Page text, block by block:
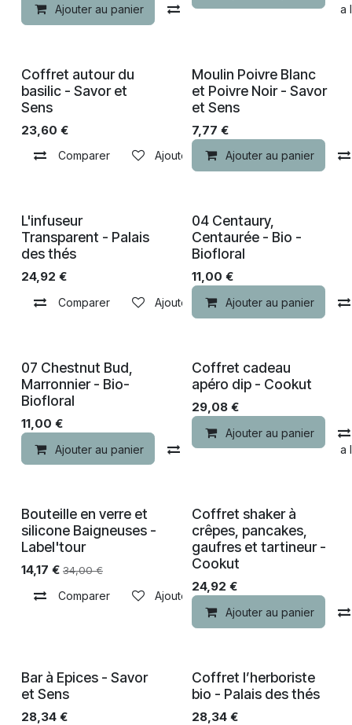
Ajouter au panier Comparer Ajouter à la
Coffret autour du
basilic - Savor et
Sens
23,60 €
Comparer Ajouter à la liste de souhaits
Moulin Poivre Blanc
et Poivre Noir - Savor
et Sens
7,77 €
Ajouter au panier
Nouveau !
L'infuseur
Transparent - Palais
des thés
24,92 €
Comparer Ajouter à la liste de souhaits
04 Centaury,
Centaurée - Bio -
Biofloral
11,00 €
Ajouter au panier
07 Chestnut Bud,
Marronnier - Bio-
Biofloral
11,00 €
Ajouter au panier Comparer Ajouter à la
Coffret cadeau
apéro dip - Cookut
29,08€
Ajouter au panier
-50% de remise
Bouteille en verre et
silicone Baigneuses -
Label'tour
14,17 € 34,00€
Comparer Ajouter à la liste de souhaits
Coffret shaker à
crêpes, pancakes,
gaufres et tartineur -
Cookut
24,92 €
Ajouter au panier
Bar à Epices - Savor
et Sens
28,34 €
Coffret l’herboriste
bio - Palais des thés
28,34€